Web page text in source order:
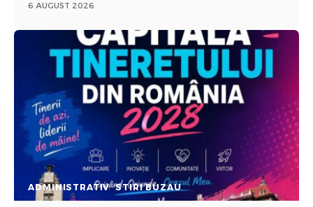
6 AUGUST 2026
ADMINISTRATIV STIRI BUZAU